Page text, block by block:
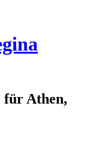
für Athen,